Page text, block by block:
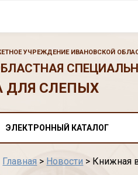
УЧРЕЖДЕНИЕ ИВАНОВСКОЙ
ДЛЯ СЛЕПЫХ
ЭЛЕКТРОННЫЙ КАТАЛОГ
Главная > Новости > Книжная